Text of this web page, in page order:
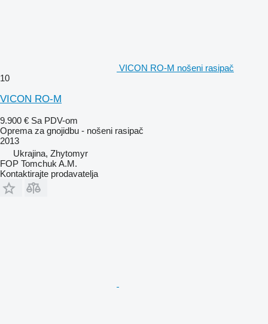
VICON RO-M nošeni rasipač
10
VICON RO-M
9.900 € Sa PDV-om
Oprema za gnojidbu - nošeni rasipač
2013
Ukrajina, Zhytomyr
FOP Tomchuk A.M.
Kontaktirajte prodavatelja